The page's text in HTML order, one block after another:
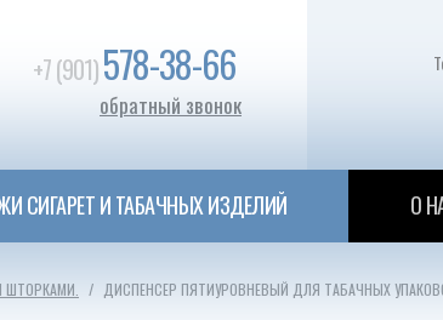
+7 (901)578-38-66
обратный звонок
СИГАРЕТ И ТАБАЧНЫХ ИЗДЕЛИЙ О
ДИСПЕНСЕР ПЯТИУРОВНЕВЫЙ ДЛЯ ТАБАЧНЫХ